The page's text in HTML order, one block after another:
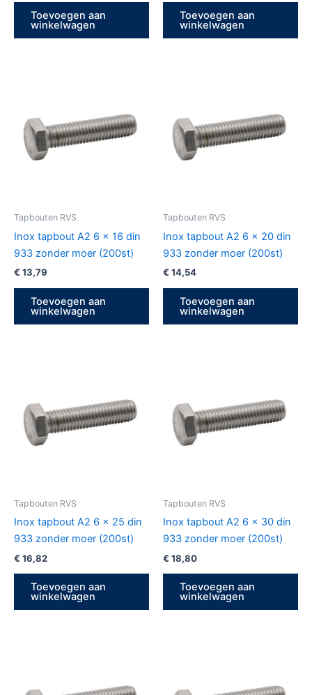
Toevoegen aan
winkelwagen
Toevoegen aan
winkelwagen
Tapbouten RVS
Inox tapbout A2 6 x 16 din
933 zonder moer (200st)
€ 13,79
Toevoegen aan
winkelwagen
Tapbouten RVS
Inox tapbout A2 6 x 20 din
933 zonder moer (200st)
€ 14,54
Toevoegen aan
winkelwagen
Tapbouten RVS
Inox tapbout A2 6 x 25 din
933 zonder moer (200st)
€ 16,82
Toevoegen aan
winkelwagen
Tapbouten RVS
Inox tapbout A2 6 x 30 din
933 zonder moer (200st)
€ 18,80
Toevoegen aan
winkelwagen